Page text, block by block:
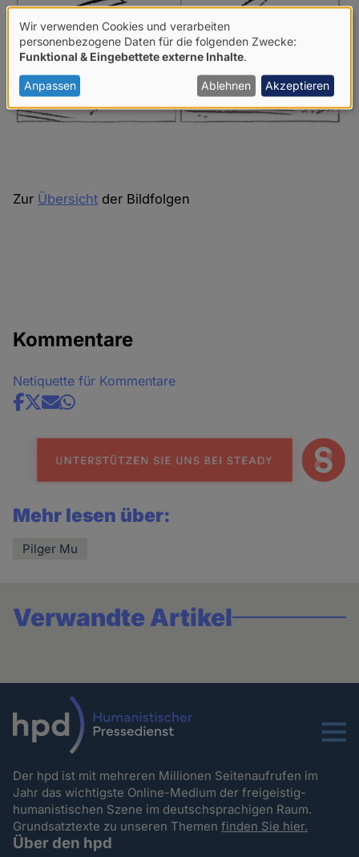
Zur Übersicht der Bildfolgen
Kommentare
Netiquette für Kommentare
Share
news
Mehr lesen über:
Pilger Mu
Verwandte Artikel
Menu
Der hpd ist mit mehreren Millionen Seitenaufrufen im
Jahr das wichtigste Online-Medium der freigeistig-
humanistischen Szene im deutschsprachigen Raum.
Grundsatztexte zu unseren Themenfinden Sie hier.
Über den hpd
Verwendung
von
personenbezogenen
Daten
Wir verwenden Cookies und verarbeiten
personenbezogene Daten für die folgenden Zwecke:
Funktional & Eingebettete externe Inhalte
Anpassen Ablehnen Akzeptieren